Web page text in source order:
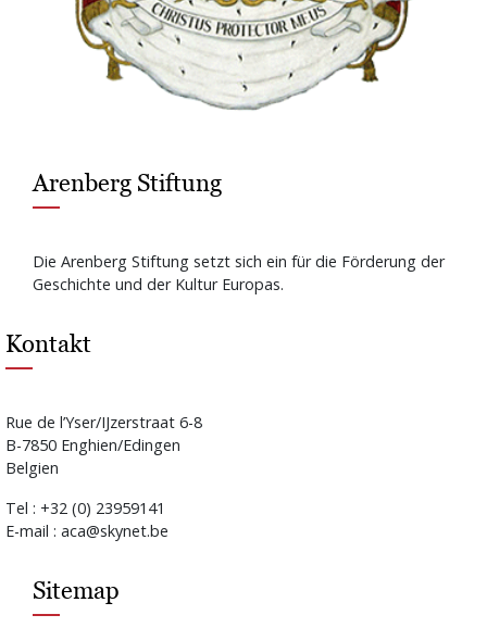
Arenberg Stiftung
Die Arenberg Stiftung setzt sich ein für die Förderung der
Geschichte und der Kultur Europas.
Kontakt
Rue de l’Yser/IJzerstraat 6-8
B-7850 Enghien/Edingen
Belgien
Tel : +32 (0) 23959141
E-mail : aca@skynet.be
Sitemap